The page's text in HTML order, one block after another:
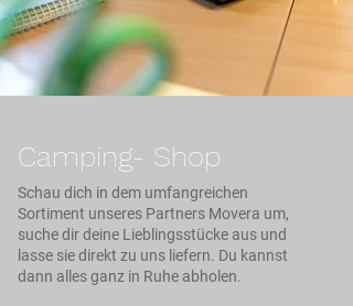
Camping- Shop
Schau dich in dem umfangreichen
Sortiment unseres Partners Movera um,
suche dir deine Lieblingsstücke aus und
lasse sie direkt zu uns liefern. Du kannst
dann alles ganz in Ruhe abholen.